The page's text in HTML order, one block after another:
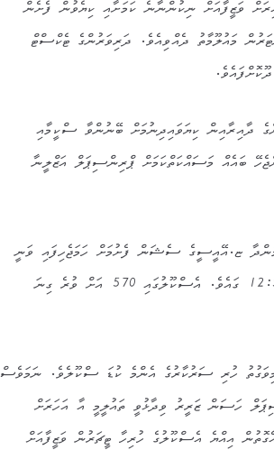
ވަޒީފާއަށް ނިކުންނާނެ ކަމަށާއި ކިޔެވުން ފެށެން
މައުލޫމާތު ދެއްވިއެވެ. ދަރިވަރުންގެ ޓެކްސްޓް
ދާއިރާއިން ކިޔަވައިދިނުމަށް ބޭނުންވާ ސްކީމާއި
ބައެއް މަސައްކަތްކަމަށް ޕްރިންސިޕަލް އަޒްލީނާ
ޏ.އޭއީސީގެ ސެޝަން ފެށުމަށް ހަމަޖެހިފައި ވަނީ
ހެނދުނު 7:10ގައެވެ. އަދި ނިމޭނީ މެންދުރު ފަހު 12:55 ގައެވެ. އެސްކޫލުގައި 570 އަށް ވުރެ ގިނަ
ހުރި ސަރުކާރުގެ އެންމެ ކުޑަ ސްކޫލެވެ. ނަމަވެސް
ހަސަން ޒަރީރު ވިދާޅުވީ ތައުލީމީ އާ އަހަރަށް
އިއްޔެ އެސްކޫލުގެ ހުރިހާ ޓީޗަރުން ވަޒީފާއަށް